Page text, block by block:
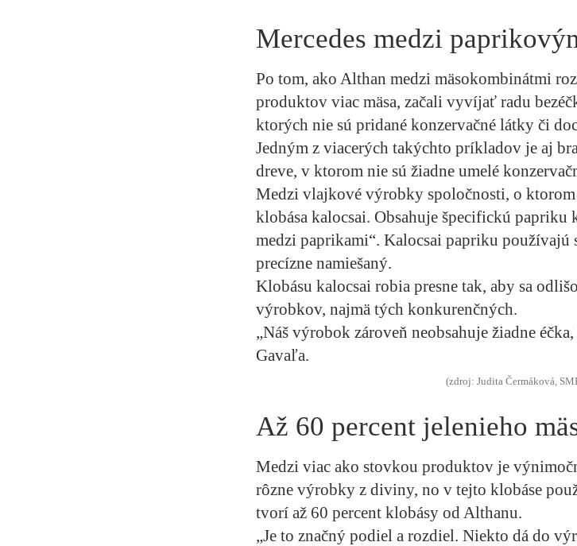
Mercedes medzi
Po tom, ako Althan medzi mäsokombinátmi
produktov viac mäsa, začali vyvíjať radu
ktorých nie sú pridané konzervačné látky či
Jedným z viacerých takýchto príkladov je aj
dreve, v ktorom nie sú žiadne umelé
Medzi vlajkové výrobky spoločnosti, o
klobása kalocsai. Obsahuje špecifickú papriku
medzi paprikami“. Kalocsai papriku používajú
precízne namiešaný.
Klobásu kalocsai robia presne tak, aby sa
výrobkov, najmä tých konkurenčných.
„Náš výrobok zároveň neobsahuje žiadne
Gavaľa.
(zdroj: Judita Čermáková,
Až 60 percent jelenieho
Medzi viac ako stovkou produktov je
rôzne výrobky z diviny, no v tejto klobáse
tvorí až 60 percent klobásy od Althanu.
„Je to značný podiel a rozdiel. Niekto dá do